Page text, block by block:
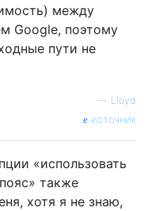
между
Google, поэтому
пути не
— Lloyd
источник
«использовать
также
хотя я не знаю,